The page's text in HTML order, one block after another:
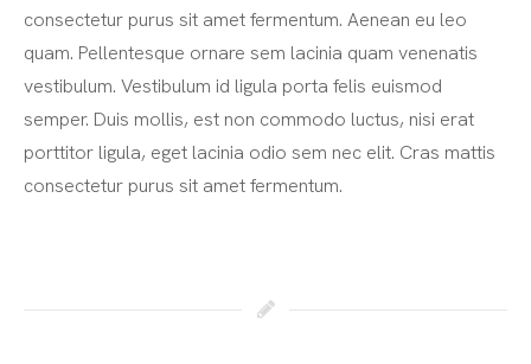
consectetur purus sit amet fermentum. Aenean eu leo
quam. Pellentesque ornare sem lacinia quam venenatis
vestibulum. Vestibulum id ligula porta felis euismod
semper. Duis mollis, est non commodo luctus, nisi erat
porttitor ligula, eget lacinia odio sem nec elit. Cras mattis
consectetur purus sit amet fermentum.